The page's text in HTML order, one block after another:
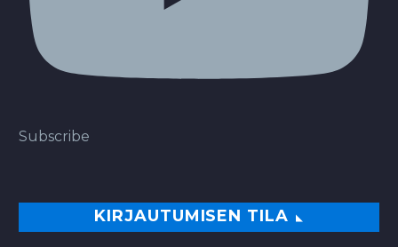
Subscribe
KIRJAUTUMISEN TILA